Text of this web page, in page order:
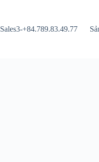
Sales3-+84.789.83.49.77